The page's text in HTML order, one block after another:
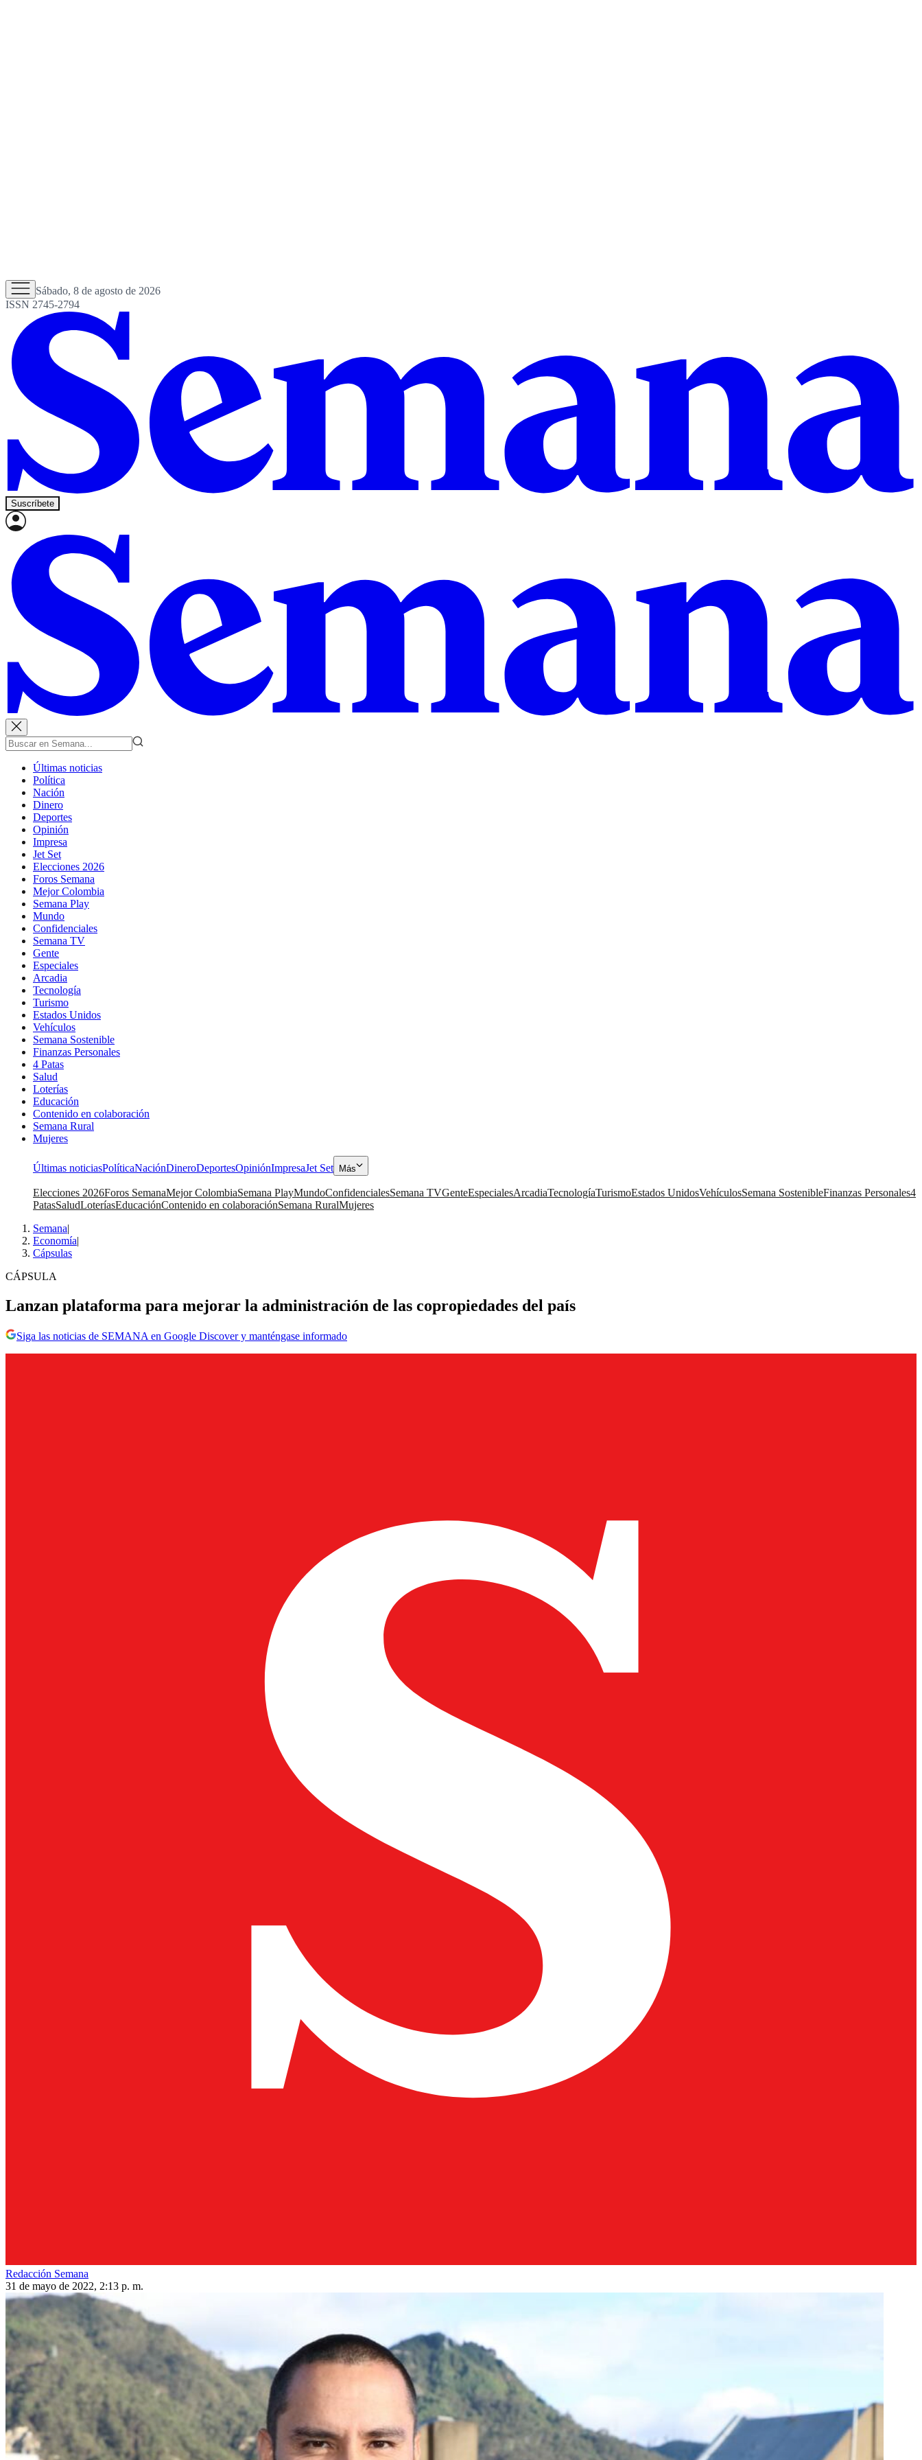
Sábado, 8 de agosto de 2026
ISSN 2745-2794
Suscríbete
Últimas noticias
Política
Nación
Dinero
Deportes
Opinión
Impresa
Jet Set
Elecciones 2026
Foros Semana
Mejor Colombia
Semana Play
Mundo
Confidenciales
Semana TV
Gente
Especiales
Arcadia
Tecnología
Turismo
Estados Unidos
Vehículos
Semana Sostenible
Finanzas Personales
4 Patas
Salud
Loterías
Educación
Contenido en colaboración
Semana Rural
Mujeres
Últimas noticiasPolíticaNaciónDineroDeportesOpiniónImpresaJet Set Más
Elecciones 2026Foros SemanaMejor ColombiaSemana PlayMundoConfidencialesSemana TVGenteEspecialesArcadiaTecnologíaTurismoEstados UnidosVehículosSemana SostenibleFinanzas Personales4
PatasSaludLoteríasEducaciónContenido en colaboraciónSemana RuralMujeres
Semana|
Economía|
Cápsulas
CÁPSULA
Lanzan plataforma para mejorar la administración de las copropiedades del país
Siga las noticias de SEMANA en Google Discover y manténgase informado
Redacción Semana
31 de mayo de 2022, 2:13 p. m.